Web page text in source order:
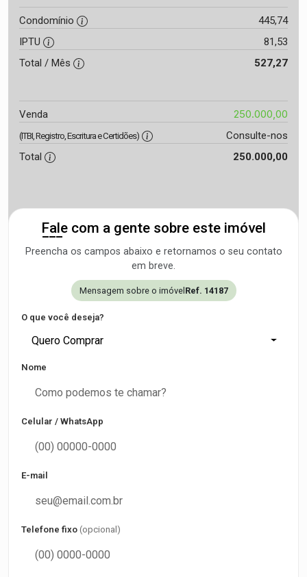
Condomínio
445,74
IPTU
81,53
Total / Mês
527,27
Venda 250.000,00
(ITBI, Registro, Escritura e Certidões)
Consulte-nos
Total
250.000,00
Fale com a gente sobre este imóvel
Preencha os campos abaixo e retornamos o seu contato
em breve.
Mensagem sobre o imóvelRef. 14187
O que você deseja?
Quero Comprar
Nome
Celular / WhatsApp
E-mail
Telefone fixo (opcional)